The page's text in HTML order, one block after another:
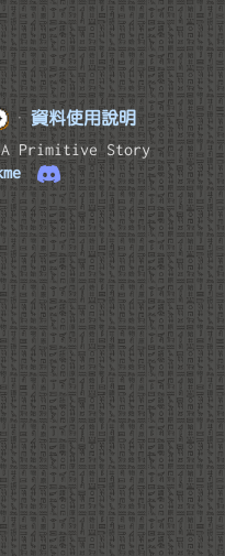
· 資料使用說明
A Primitive Story